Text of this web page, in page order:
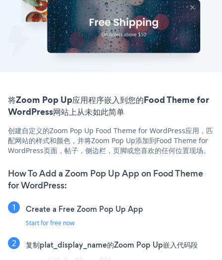
将Zoom Pop Up应用程序嵌入到您的Food Theme for
WordPress网站上从未如此简单
创建自定义的Zoom Pop Up Food Theme for WordPress应用，匹
配网站的样式和颜色，并将Zoom Pop Up添加到Food Theme for
WordPress页面，帖子，侧边栏，页脚或您喜欢的任何位置现场。
How To Add a Zoom Pop Up App on Food Theme
for WordPress:
Create a Free Zoom Pop Up App
Start for free now
复制plat_display_name的Zoom Pop Up嵌入代码段